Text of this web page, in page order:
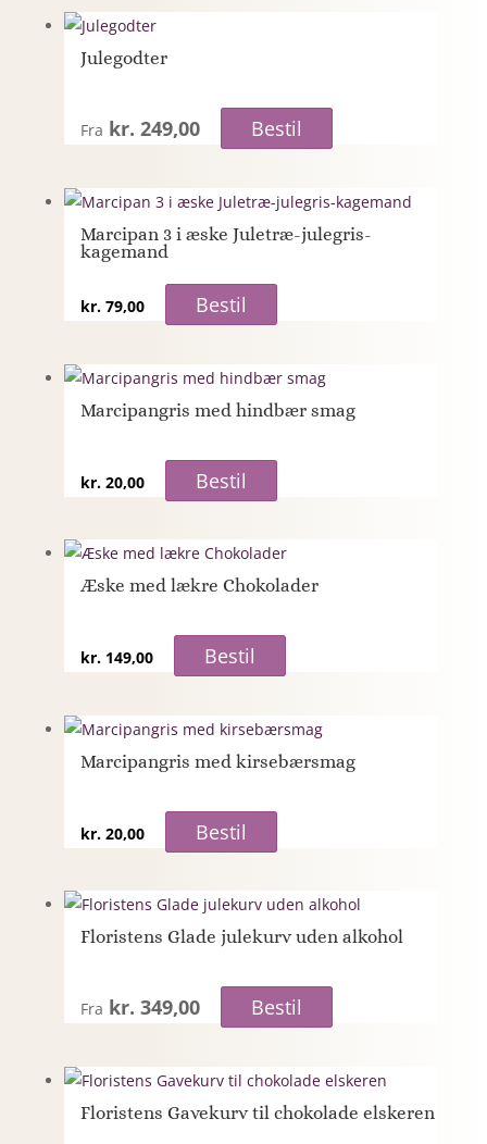
Julegodter
Fra kr. 249,00 Bestil
Marcipan 3 i æske Juletræ-julegris-
kagemand
kr.79,00 Bestil
Marcipangris med hindbær smag
kr.20,00 Bestil
Æske med lækre Chokolader
kr.149,00 Bestil
Marcipangris med kirsebærsmag
kr.20,00 Bestil
Floristens Glade julekurv uden alkohol
Fra kr. 349,00 Bestil
Floristens Gavekurv til chokolade elskeren